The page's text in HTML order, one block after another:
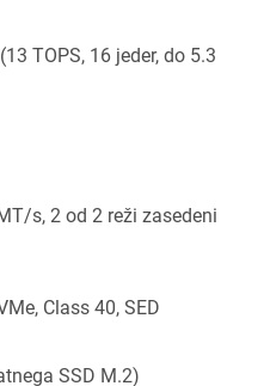
TOPS, 16 jeder, do 5.3
s, 2 od 2 reži zasedeni
Class 40, SED
SSD M.2)